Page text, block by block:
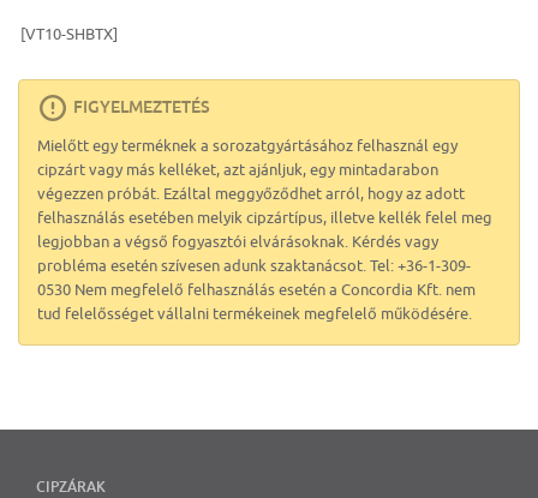
[VT10-SHBTX]
FIGYELMEZTETÉS
Mielőtt egy terméknek a sorozatgyártásához felhasznál egy
cipzárt vagy más kelléket, azt ajánljuk, egy mintadarabon
végezzen próbát. Ezáltal meggyőződhet arról, hogy az adott
felhasználás esetében melyik cipzártípus, illetve kellék felel meg
legjobban a végső fogyasztói elvárásoknak. Kérdés vagy
probléma esetén szívesen adunk szaktanácsot. Tel: +36-1-309-
0530 Nem megfelelő felhasználás esetén a Concordia Kft. nem
tud felelősséget vállalni termékeinek megfelelő működésére.
CIPZÁRAK